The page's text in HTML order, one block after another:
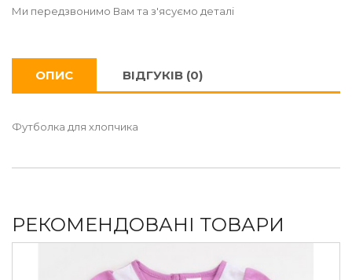
Ми передзвонимо Вам та з'ясуємо деталі
ОПИС ВІДГУКІВ (0)
Футболка для хлопчика
РЕКОМЕНДОВАНІ ТОВАРИ